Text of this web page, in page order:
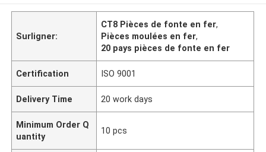
Surligner:
CT8 Pièces de fonte en fer,
Pièces moulées en fer,
20 pays pièces de fonte en fer
Certification ISO 9001
Delivery Time 20 work days
Minimum Order Q
uantity
10 pcs